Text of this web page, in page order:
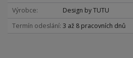
Výrobce
Design by TUTU
Termín odeslání 3 až 8 pracovních dnů